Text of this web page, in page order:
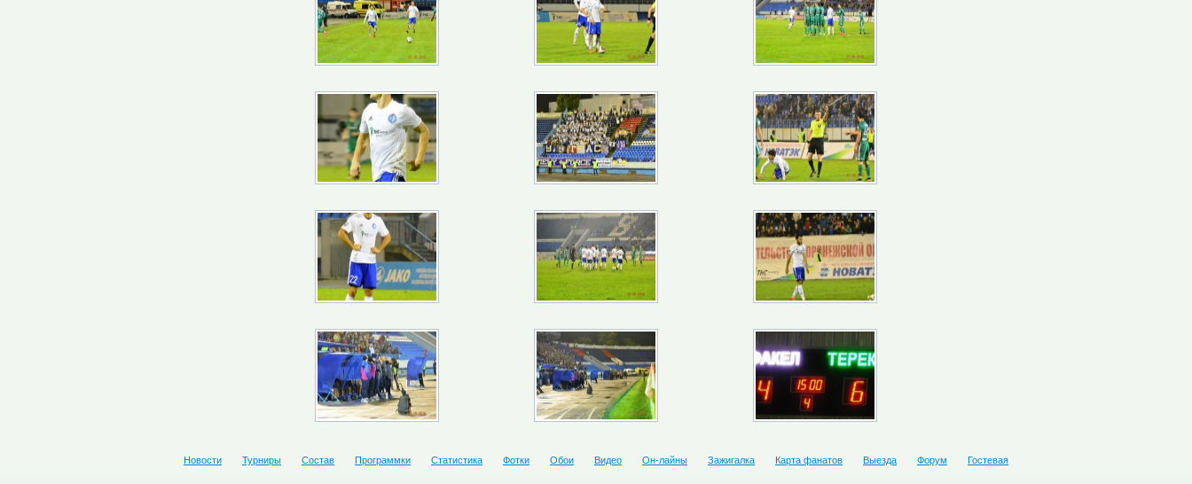
Новости Турниры Состав Программки Статистика Фотки Обои Видео Он-лайны Зажигалка Карта фанатов Выезда Форум Гостевая